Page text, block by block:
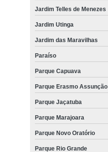
Jardim Telles de Menezes
Jardim Utinga
Jardim das Maravilhas
Paraíso
Parque Capuava
Parque Erasmo Assunção
Parque Jaçatuba
Parque Marajoara
Parque Novo Oratório
Parque Rio Grande